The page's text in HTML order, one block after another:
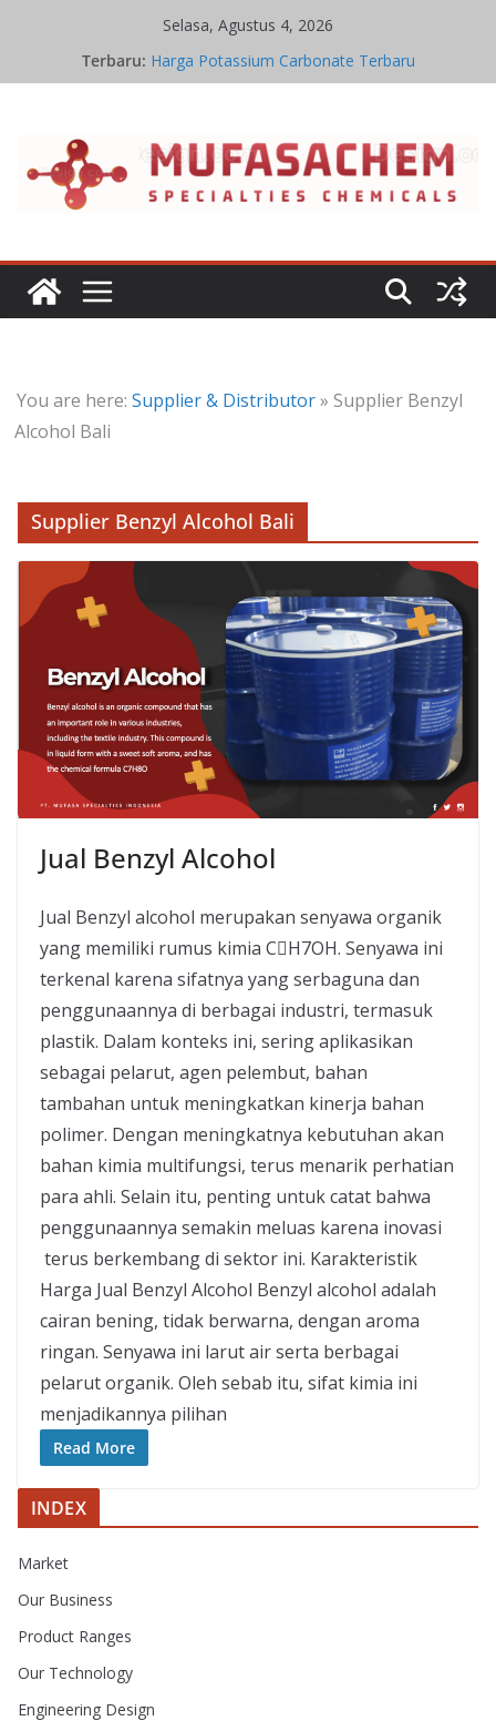
Selasa, Agustus 4, 2026
Terbaru:
Jual Potassium Carbonate
Harga Potassium Carbonate Terbaru
Stoikiometri Iron Oxide
You are here: Supplier & Distributor» Supplier Benzyl
Alcohol Bali
Supplier Benzyl Alcohol Bali
Jual Benzyl Alcohol
Jual Benzyl alcohol merupakan senyawa organik
yang memiliki rumus kimia CH7OH. Senyawa ini
terkenal karena sifatnya yang serbaguna dan
penggunaannya di berbagai industri, termasuk
plastik. Dalam konteks ini, sering aplikasikan
sebagai pelarut, agen pelembut, bahan
tambahan untuk meningkatkan kinerja bahan
polimer. Dengan meningkatnya kebutuhan akan
bahan kimia multifungsi, terus menarik perhatian
para ahli. Selain itu, penting untuk catat bahwa
penggunaannya semakin meluas karena inovasi
terus berkembang di sektor ini. Karakteristik
Harga Jual Benzyl Alcohol Benzyl alcohol adalah
cairan bening, tidak berwarna, dengan aroma
ringan. Senyawa ini larut air serta berbagai
pelarut organik. Oleh sebab itu, sifat kimia ini
menjadikannya pilihan
Read More
INDEX
Market
Our Business
Product Ranges
Our Technology
Engineering Design